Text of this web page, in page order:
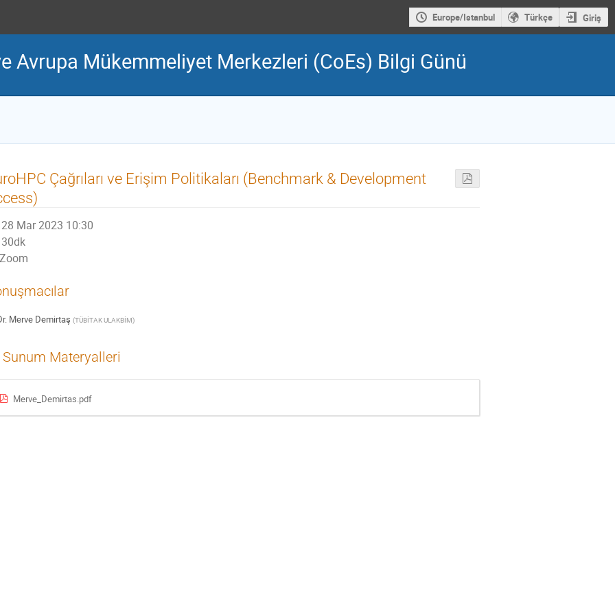
Europe/Istanbul Türkçe Giriş
Avrupa Mükemmeliyet Merkezleri (CoEs) Bilgi Günü
Çağrıları ve Erişim Politikaları (Benchmark & Development
28 Mar 2023 10:30
30dk
Zoom
Merve Demirtaş (TÜBİTAK ULAKBİM)
Sunum Materyalleri
Merve_Demirtas.pdf